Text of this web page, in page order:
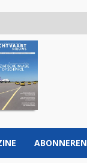
ABONNEREN